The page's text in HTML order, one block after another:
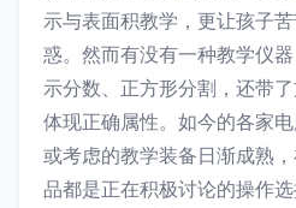
示与表面积教学，更让孩子
惑。然而有没有一种教学仪
示分数、正方形分割，还带
体现正确属性。如今的各家
或考虑的教学装备日渐成熟
品都是正在积极讨论的操作